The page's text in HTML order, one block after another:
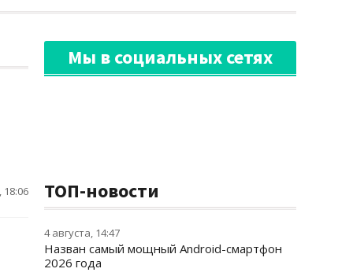
Мы в социальных сетях
ТОП-новости
4 августа, 14:47
Назван самый мощный Android-смартфон
2026 года